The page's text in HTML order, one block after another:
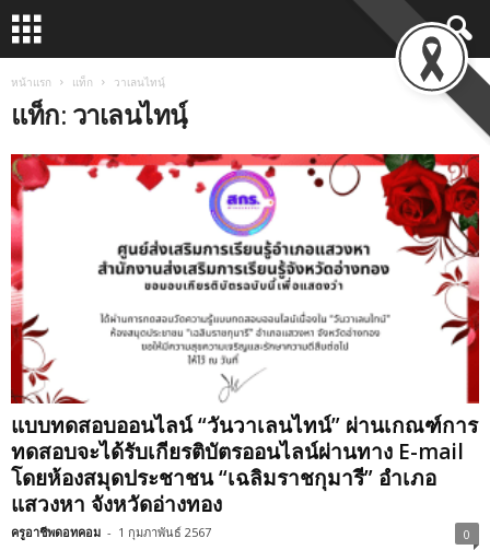
หน้าแรก แท็ก วาเลนไทนฺ์
แท็ก: วาเลนไทนฺ์
แบบทดสอบออนไลน์ “วันวาเลนไทน์” ผ่านเกณฑ์การ
ทดสอบจะได้รับเกียรติบัตรออนไลน์ผ่านทาง E-mail
โดยห้องสมุดประชาชน “เฉลิมราชกุมารี” อำเภอ
แสวงหา จังหวัดอ่างทอง
ครูอาชีพดอทคอม - 1 กุมภาพันธ์ 2567 0